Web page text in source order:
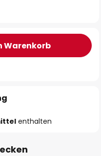
Warenkorb
enthalten